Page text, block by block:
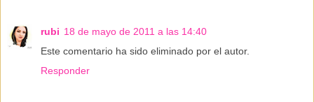
rubi 18 de mayo de 2011 a las 14:40
Este comentario ha sido eliminado por el autor.
Responder